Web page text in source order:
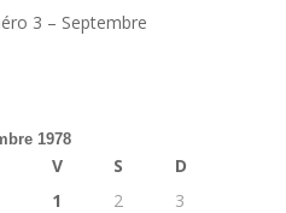
3 – Septembre
1978
V S
D
1
2
3